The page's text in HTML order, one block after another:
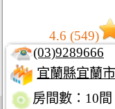
4.6 (549)
(03)9289666
宜蘭縣宜蘭
房間數：10間